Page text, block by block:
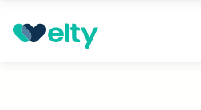
Prenota visita